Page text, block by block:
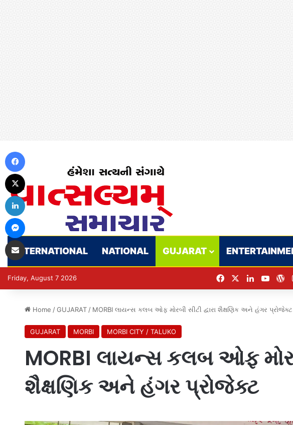
INTERNATIONAL NATIONAL GUJARAT
Friday, August 7 2026 FacebookLinkedIn
Home / GUJARAT / MORBI લાયન્સ કલબ ઓફ મોરબી સીટી દ્વારા શૈક્ષણિક અને હંગર પ્રોજેક્ટ
GUJARAT MORBI MORBI CITY / TALUKO
MORBI લાયન્સ કલબ ઓફ
શૈક્ષણિક અને હંગર પ્રોજેક્ટ
LinkedIn